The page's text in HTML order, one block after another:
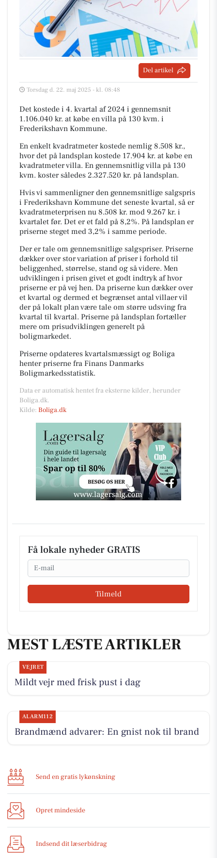
Del artikel
Torsdag d. 22. maj 2025 - kl. 08:48
Det kostede i 4. kvartal af 2024 i gennemsnit
1.106.040 kr. at købe en villa på 130 kvm. i
Frederikshavn Kommune.
En enkelt kvadratmeter kostede nemlig 8.508 kr.,
hvor det på landsplan kostede 17.904 kr. at købe en
kvadratmeter villa. En gennemsnitlig villa på 130
kvm. koster således 2.327.520 kr. på landsplan.
Hvis vi sammenligner den gennemsnitlige salgspris
i Frederikshavn Kommune det seneste kvartal, så er
kvadratmeterprisen nu 8.508 kr. mod 9.267 kr. i
kvartalet før. Det er et fald på 8,2%. På landsplan er
priserne steget med 3,2% i samme periode.
Der er tale om gennemsnitlige salgspriser. Priserne
dækker over stor variation af priser i forhold til
beliggenhed, størrelse, stand og så videre. Men
udviklingen i prisen givet et godt indtryk af hvor
priserne er på vej hen. Da priserne kun dækker over
et kvartal og dermed et begrænset antal villaer vil
der på lokalt plan være tale om større udsving fra
kvartal til kvartal. Priserne på landsplan fortæller
mere om prisudviklingen generelt på
boligmarkedet.
Priserne opdateres kvartalsmæssigt og Boliga
henter priserne fra Finans Danmarks
Boligmarkedsstatistik.
Data er automatisk hentet fra eksterne kilder, herunder
Boliga.dk.
Kilde: Boliga.dk
Få lokale nyheder GRATIS
Email
Tilmeld
MEST LÆSTE ARTIKLER
VEJRET
Mildt vejr med frisk pust i dag
ALARM112
Brandmænd advarer: En gnist nok til brand
Send en gratis lykønskning
Opret mindeside
Indsend dit læserbidrag